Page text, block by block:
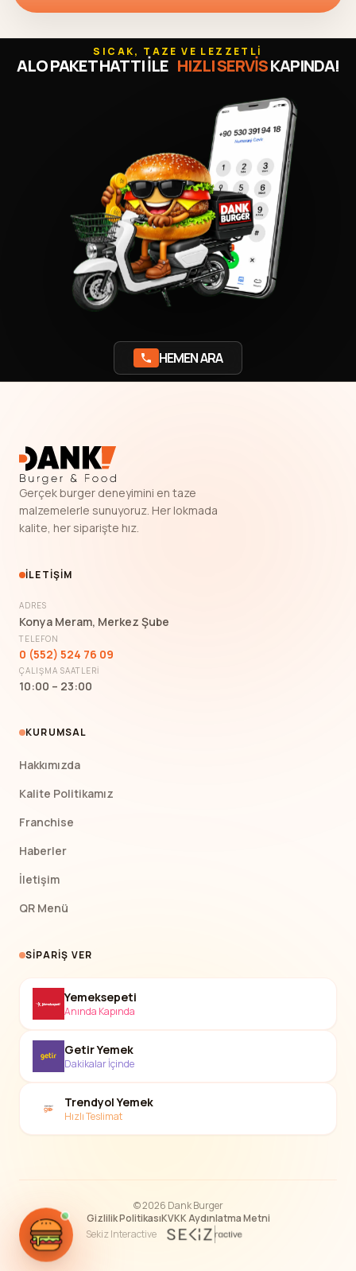
SICAK, TAZE VE LEZZETLİ
ALO PAKET HATTI İLE HIZLI SERVİSKAPINDA!
HEMEN ARA
Gerçek burger deneyimini en taze
malzemelerle sunuyoruz. Her lokmada
kalite, her siparişte hız.
İLETIŞIM
ADRES
Konya Meram, Merkez Şube
TELEFON
0 (552) 524 76 09
ÇALIŞMA SAATLERI
10:00 – 23:00
KURUMSAL
Hakkımızda
Kalite Politikamız
Franchise
Haberler
İletişim
QR Menü
SIPARIŞ VER
Yemeksepeti
Anında Kapında
Getir Yemek
Dakikalar İçinde
Trendyol Yemek
Hızlı Teslimat
© 2026 Dank Burger
Gizlilik PolitikasıKVKK Aydınlatma Metni
Sekiz Interactive